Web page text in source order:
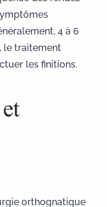
4 à 6
le traitement
les finitions.
orthognatique